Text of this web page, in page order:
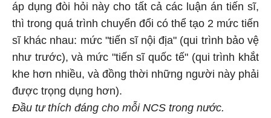
áp dụng đòi hỏi này cho tất cả các luận án tiến sĩ,
thì trong quá trình chuyển đổi có thể tạo 2 mức tiến
sĩ khác nhau: mức "tiến sĩ nội địa" (qui trình bảo vệ
như trước), và mức "tiến sĩ quốc tế" (qui trình khắt
khe hơn nhiều, và đồng thời những người này phải
được trọng dụng hơn).
Đầu tư thích đáng cho mỗi NCS trong nước.